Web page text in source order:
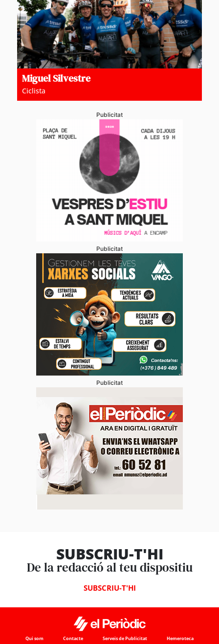
Miguel Silvestre
Ciclista
Publicitat
Publicitat
Publicitat
SUBSCRIU-T'HI
De la redacció al teu dispositiu
SUBSCRIU-T'HI
Qui som Contacte Serveis de Publicitat Hemeroteca